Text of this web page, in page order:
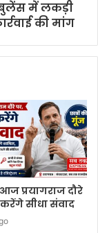
में लकड़ी
की मांग
प्रयागराज दौरे
करेंगे सीधा संवाद